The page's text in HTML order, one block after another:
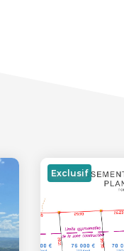
Exclusif